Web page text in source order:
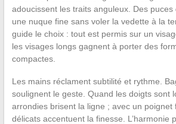
adoucissent les traits anguleux. Des
une nuque fine sans voler la vedette à la
guide le choix : tout est permis sur un
les visages longs gagnent à porter des
compactes.
Les mains réclament subtilité et rythme.
soulignent le geste. Quand les doigts sont
arrondies brisent la ligne ; avec un poignet
délicats accentuent la finesse. L’harmonie